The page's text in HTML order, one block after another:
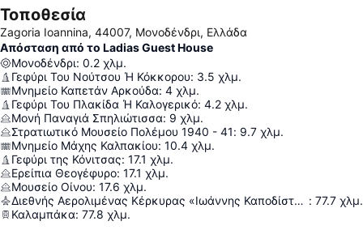
Τοποθεσία
Zagoria Ioannina, 44007, Μονοδένδρι, Ελλάδα
Απόσταση από το Ladias Guest House
Μονοδένδρι: 0.2 χλμ.
Γεφύρι Του Νούτσου Ή Κόκκορου: 3.5 χλμ.
Μνημείο Καπετάν Αρκούδα: 4 χλμ.
Γεφύρι Του Πλακίδα Ή Καλογερικό: 4.2 χλμ.
Μονή Παναγιά Σπηλιώτισσα: 9 χλμ.
Στρατιωτικό Μουσείο Πολέμου 1940 - 41: 9.7 χλμ.
Μνημείο Μάχης Καλπακίου: 10.4 χλμ.
Γεφύρι της Κόνιτσας: 17.1 χλμ.
Ερείπια Θεογέφυρο: 17.1 χλμ.
Μουσείο Οίνου: 17.6 χλμ.
Διεθνής Αερολιμένας Κέρκυρας «Ιωάννης Καποδίστριας» : 77.7 χλμ.
Καλαμπάκα: 77.8 χλμ.